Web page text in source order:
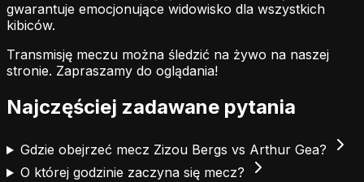
gwarantuje emocjonujące widowisko dla wszystkich
kibiców.
Transmisję meczu można śledzić na żywo na naszej
stronie. Zapraszamy do oglądania!
Najczęściej zadawane pytania
Gdzie obejrzeć mecz Zizou Bergs vs Arthur Gea?
O której godzinie zaczyna się mecz?